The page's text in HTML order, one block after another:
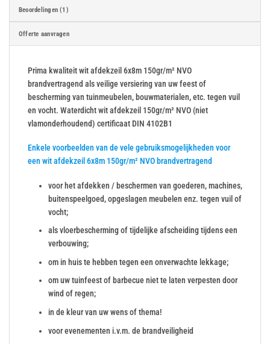
Beoordelingen (1)
Offerte aanvragen
Prima kwaliteit wit afdekzeil 6x8m 150gr/m² NVO
brandvertragend als veilige versiering van uw feest of
bescherming van tuinmeubelen, bouwmaterialen, etc. tegen vuil
en vocht. Waterdicht wit afdekzeil 150gr/m² NVO (niet
vlamonderhoudend) certificaat DIN 4102B1
Enkele voorbeelden van de vele gebruiksmogelijkheden voor
een wit afdekzeil 6x8m 150gr/m² NVO brandvertragend
voor het afdekken / beschermen van goederen, machines,
buitenspeelgoed, opgeslagen meubelen enz. tegen vuil of
vocht;
als vloerbescherming of tijdelijke afscheiding tijdens een
verbouwing;
om in huis te hebben tegen een onverwachte lekkage;
om uw tuinfeest of barbecue niet te laten verpesten door
wind of regen;
in de kleur van uw wens of thema!
voor evenementen i.v.m. de brandveiligheid